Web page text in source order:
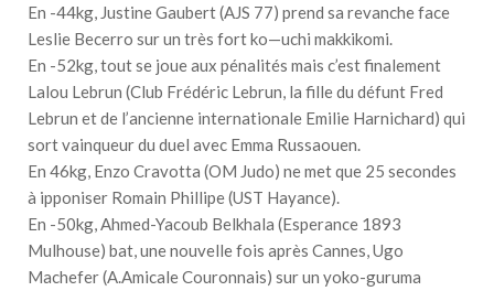
En -44kg, Justine Gaubert (AJS 77) prend sa revanche face
Leslie Becerro sur un très fort ko—uchi makkikomi.
En -52kg, tout se joue aux pénalités mais c’est finalement
Lalou Lebrun (Club Frédéric Lebrun, la fille du défunt Fred
Lebrun et de l’ancienne internationale Emilie Harnichard) qui
sort vainqueur du duel avec Emma Russaouen.
En 46kg, Enzo Cravotta (OM Judo) ne met que 25 secondes
à ipponiser Romain Phillipe (UST Hayance).
En -50kg, Ahmed-Yacoub Belkhala (Esperance 1893
Mulhouse) bat, une nouvelle fois après Cannes, Ugo
Machefer (A.Amicale Couronnais) sur un yoko-guruma